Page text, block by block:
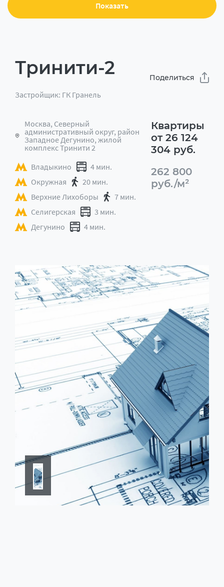
Показать
Тринити-2
Застройщик: ГК Гранель
Поделиться
Москва, Северный
административный округ, район
Западное Дегунино, жилой
комплекс Тринити 2
Владыкино
4 мин.
Окружная
20 мин.
Верхние Лихоборы
7 мин.
Селигерская
3 мин.
Дегунино
4 мин.
Квартиры
от 26 124
304 руб.
262 800
руб./м²